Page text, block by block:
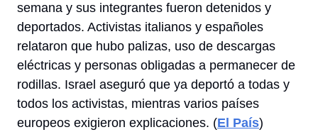
semana y sus integrantes fueron detenidos y
deportados. Activistas italianos y españoles
relataron que hubo palizas, uso de descargas
eléctricas y personas obligadas a permanecer de
rodillas. Israel aseguró que ya deportó a todas y
todos los activistas, mientras varios países
europeos exigieron explicaciones. (El País)